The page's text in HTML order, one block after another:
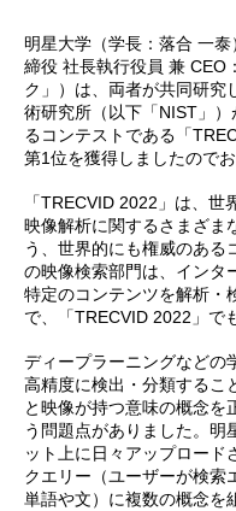
明星大学（学長：落合 一
締役 社長執行役員 兼 CEO
ク」）は、両者が共同研究
術研究所（以下「NIST」
るコンテストである「
第1位を獲得しましたのでお
「TRECVID 2022」は、世
映像解析に関するさまざま
う、世界的にも権威のある
の映像検索部門は、インタ
特定のコンテンツを解析・
で、「TRECVID 2022」で
ディープラーニングなどの
高精度に検出・分類するこ
と映像が持つ意味の概念を
う問題点がありました。明
ット上に日々アップロード
クエリー（ユーザーが検索
単語や文）に複数の概念を